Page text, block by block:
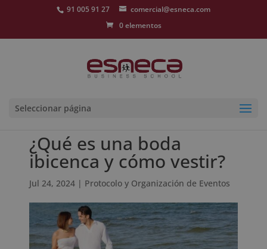
91 005 91 27
comercial@esneca.com
0 elementos
Seleccionar página
¿Qué es una boda
ibicenca y cómo vestir?
Jul 24, 2024| Protocolo y Organización de Eventos